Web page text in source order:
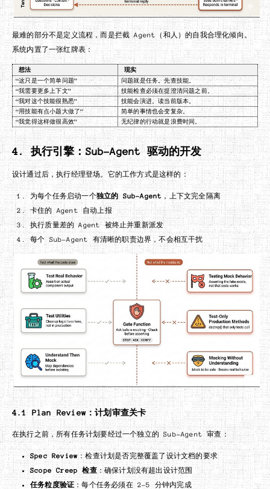
最难的部分不是定义流程，而是拦截 Agent（和人）的自我合理化倾向。
系统内置了一张红牌表：
想法
现实
“这只是一个简单问题”
问题就是任务。先查技能。
“我需要更多上下文”
技能检查必须在提澄清问题之前。
“我对这个技能很熟悉”
技能会演进。读当前版本。
“用技能有点小题大做了”
简单的事情也会变复杂。
“我觉得这样做很高效”
无纪律的行动就是浪费时间。
4. 执行引擎：Sub-Agent 驱动的开发
设计通过后，执行经理登场。它的工作方式是这样的：
为每个任务启动一个独立的 Sub-Agent，上下文完全隔离
卡住的 Agent 自动上报
执行质量差的 Agent 被终止并重新派发
每个 Sub-Agent 有清晰的职责边界，不会相互干扰
4.1 Plan Review：计划审查关卡
在执行之前，所有任务计划要经过一个独立的 Sub-Agent 审查：
Spec Review：检查计划是否完整覆盖了设计文档的要求
Scope Creep 检查：确保计划没有超出设计范围
任务粒度验证：每个任务必须在 2-5 分钟内完成